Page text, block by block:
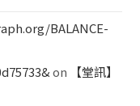
BALANCE-
on
【堂訊】